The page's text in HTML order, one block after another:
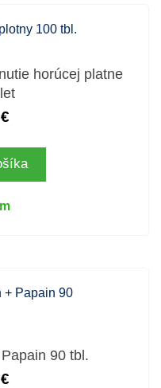
horúcej platne
90 tbl.